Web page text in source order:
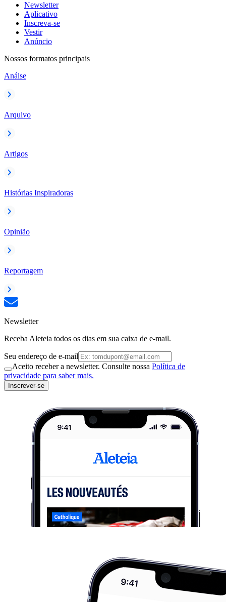
Newsletter
Aplicativo
Inscreva-se
Vestir
Anúncio
Nossos formatos principais
Análse
Arquivo
Artigos
Histórias Inspiradoras
Opinião
Reportagem
Newsletter
Receba Aleteia todos os dias em sua caixa de e-mail.
Seu endereço de e-mail
Aceito receber a newsletter. Consulte nossa Política de
privacidade para saber mais.
Inscrever-se